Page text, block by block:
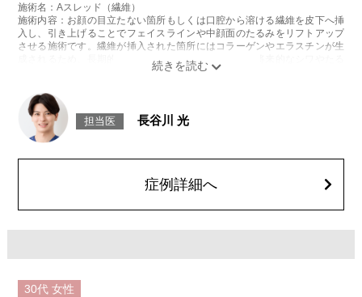
施術名：Aスレッド（繊維）
施術内容：お顔の目立たない箇所もしくは口腔から溶ける繊維を皮下へ挿
入し、引き上げることでフェイスラインや中顔面のたるみをリフトアップ
させる施術です。繊維が挿入された箇所にはコラーゲンやエラスチンが生
成されるため、長期的な美肌効果、肌質の改善効果、将来的なシワやたる
みの予防効果が期待できます。
リスク、副作用：腫れ、内出血、疼痛、頭痛、引き攣れ感などが生じるこ
とがございます。また、稀ではありますが、施術部位の細菌感染症、皮膚
のよれ、繊維の突出などが生じることがございます。化膿止め・痛み止め
を処方しております。服用により、何か異常があれば服用を中止してくだ
費用：1部位 184,800円(税込)
オプション：笑気麻酔 3,300円(税込)
担当医 長谷川 光
症例詳細へ
30代 女性